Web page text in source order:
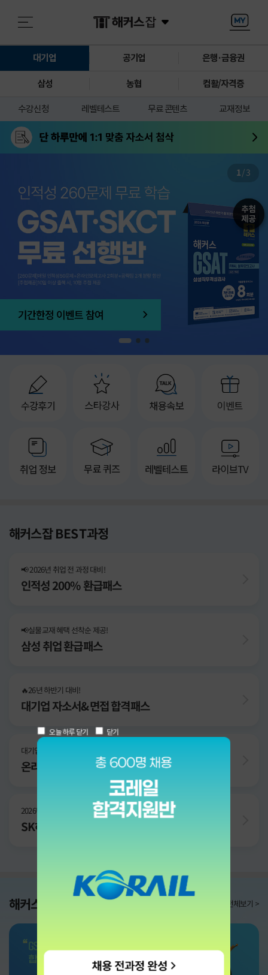
대기업 공기업 은행·금융권
삼성 농협 컴활/자격증
수강신청 레벨테스트 무료 콘텐츠 교재정보
오늘 하루 닫기 닫기
1 2 3
1/3
해커스잡 BEST과정
📢 2026년 취업 전 과정 대비!
인적성 200% 환급패스
📢실물교재 혜택 선착순 제공!
삼성 취업 환급패스
🔥26년 하반기 대비!
대기업 자소서&면접 합격패스
대기업 현직자 출신 선생님의 맞춤 첨삭!
온라인 자소서 1:1 첨삭
2026년 SK하이닉스 채용 전 과정 완벽 대비!
SK하이닉스 단기합격반
해커스잡 합격 후기 전체보기 >